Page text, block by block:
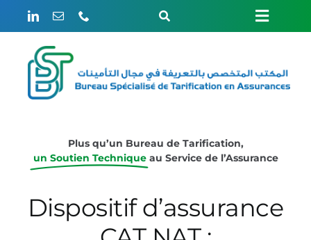
Passer
contenu
Toggle
Rechercher:
Weglot switcher
Toggle
ACCUEIL
ÉTUDES
Plus qu’un Bureau de Tarification,
un Soutien Technique au Service de l’Assurance
Dispositif d’assurance